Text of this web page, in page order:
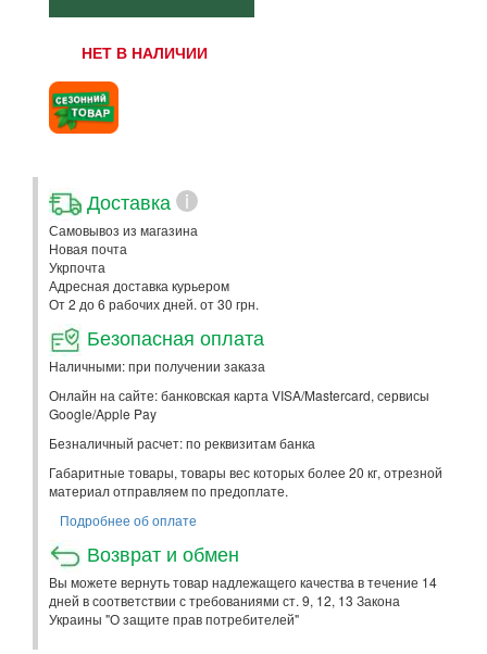
НЕТ В НАЛИЧИИ
Доставка i
Самовывоз из магазина
Новая почта
Укрпочта
Адресная доставка курьером
От 2 до 6 рабочих дней. от 30 грн.
Безопасная оплата
Наличными: при получении заказа
Онлайн на сайте: банковская карта VISA/Mastercard, сервисы
Google/Apple Pay
Безналичный расчет: по реквизитам банка
Габаритные товары, товары вес которых более 20 кг, отрезной
материал отправляем по предоплате.
Подробнее об оплате
Возврат и обмен
Вы можете вернуть товар надлежащего качества в течение 14
дней в соответствии с требованиями ст. 9, 12, 13 Закона
Украины "О защите прав потребителей"